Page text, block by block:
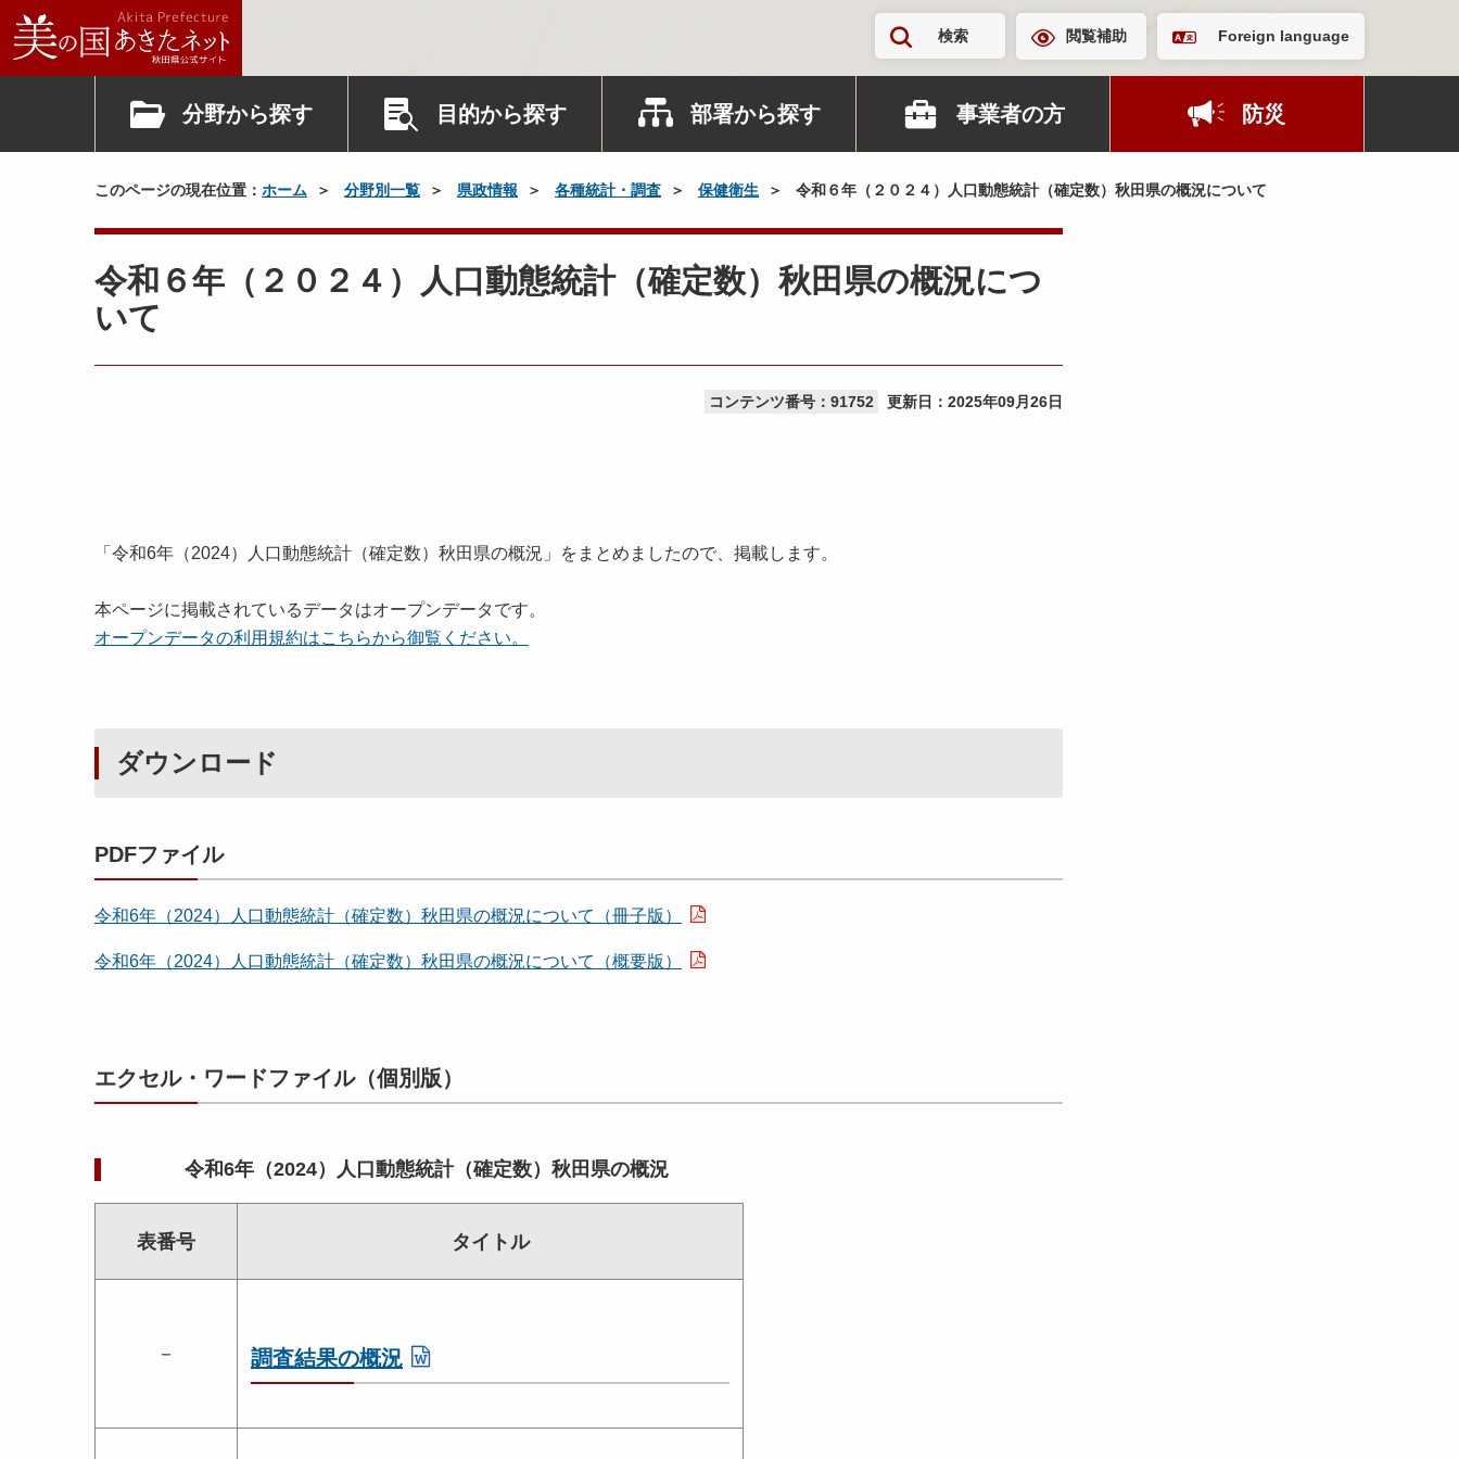
検索 閲覧補助 Foreign language
分野から探す 目的から探す 部署から探す 事業者の方 防災
このページの現在位置： ホーム 分野別一覧 県政情報 各種統計・調査 保健衛生 令和６年（２０２４）人口動態統計（確定数）秋田県の概況について
令和６年（２０２４）人口動態統計（確定数）秋田県の概況につ
いて
コンテンツ番号：91752 更新日： 2025年09月26日
「令和6年（2024）人口動態統計（確定数）秋田県の概況」をまとめましたので、掲載します。
本ページに掲載されているデータはオープンデータです。
オープンデータの利用規約はこちらから御覧ください。
ダウンロード
PDFファイル
令和6年（2024）人口動態統計（確定数）秋田県の概況について（冊子版）
令和6年（2024）人口動態統計（確定数）秋田県の概況について（概要版）
エクセル・ワードファイル（個別版）
令和6年（2024）人口動態統計（確定数）秋田県の概況
表番号 タイトル
－ 調査結果の概況